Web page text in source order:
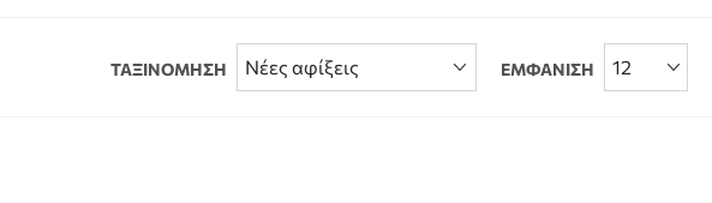
ΤΑΞΙΝΟΜΗΣΗ ΕΜΦΑΝΙΣΗ